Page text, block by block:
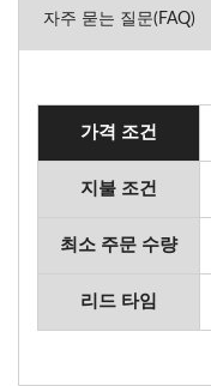
자주 묻는 질문(FAQ)
가격 조건
지불 조건
최소 주문 수량
리드 타임